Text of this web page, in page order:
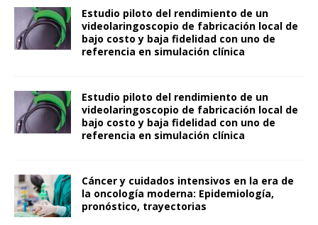
Estudio piloto del rendimiento de un
videolaringoscopio de fabricación local de
bajo costo y baja fidelidad con uno de
referencia en simulación clínica
Estudio piloto del rendimiento de un
videolaringoscopio de fabricación local de
bajo costo y baja fidelidad con uno de
referencia en simulación clínica
Cáncer y cuidados intensivos en la era de
la oncología moderna: Epidemiología,
pronóstico, trayectorias